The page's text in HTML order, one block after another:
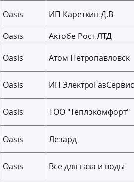
Oasis
ИП Кареткин Д.В
Oasis
Актобе Рост ЛТД
Oasis
Атом Петропавловск
Oasis
ИП ЭлектроГазСервис
Oasis
ТОО "Теплокомфорт"
Oasis
Лезард
Oasis
Все для газа и воды